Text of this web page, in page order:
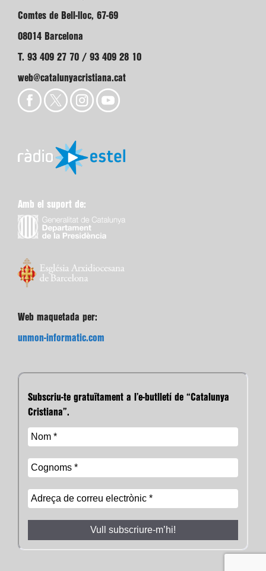
Comtes de Bell-lloc, 67-69
08014 Barcelona
T. 93 409 27 70 / 93 409 28 10
web@catalunyacristiana.cat
Amb el suport de:
Web maquetada per:
unmon-informatic.com
Subscriu-te gratuïtament a l’e-butlletí de “Catalunya
Cristiana”.